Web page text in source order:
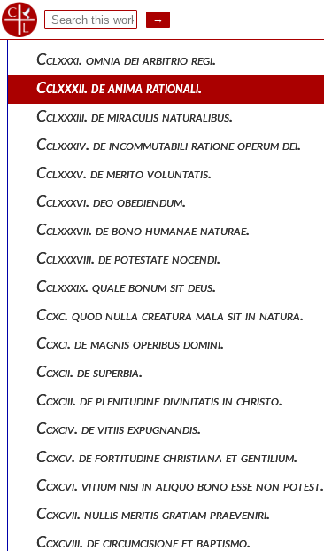
Cclxxx. de initio temporum.
Cclxxxi. omnia dei arbitrio regi.
Cclxxxii. de anima rationali.
Cclxxxiii. de miraculis naturalibus.
Cclxxxiv. de incommutabili ratione operum dei.
Cclxxxv. de merito voluntatis.
Cclxxxvi. deo obediendum.
Cclxxxvii. de bono humanae naturae.
Cclxxxviii. de potestate nocendi.
Cclxxxix. quale bonum sit deus.
Ccxc. quod nulla creatura mala sit in natura.
Ccxci. de magnis operibus domini.
Ccxcii. de superbia.
Ccxciii. de plenitudine divinitatis in christo.
Ccxciv. de vitiis expugnandis.
Ccxcv. de fortitudine christiana et gentilium.
Ccxcvi. vitium nisi in aliquo bono esse non potest.
Ccxcvii. nullis meritis gratiam praeveniri.
Ccxcviii. de circumcisione et baptismo.